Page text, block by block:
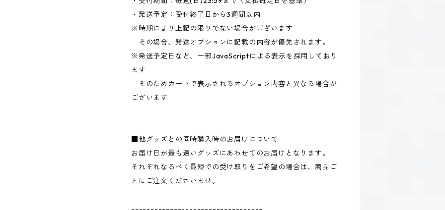
・発送予定：受付終了日から3週間以内
※時期により上記の限りでない場合がございます
その場合、発送オプションに記載の内容が優先されます。
※発送予定日など、一部JavaScriptによる表示を採用しており
ます
そのためカートで表示されるオプション内容と異なる場合が
ございます
■他グッズとの同時購入時のお届けについて
お届け日が最も遠いグッズにあわせてのお届けとなります。
それぞれなるべく最短での受け取りをご希望の場合は、商品ご
とにご注文くださいませ。